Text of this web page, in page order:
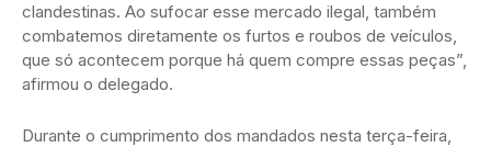
clandestinas. Ao sufocar esse mercado ilegal, também
combatemos diretamente os furtos e roubos de veículos,
que só acontecem porque há quem compre essas peças”,
afirmou o delegado.
Durante o cumprimento dos mandados nesta terça-feira,